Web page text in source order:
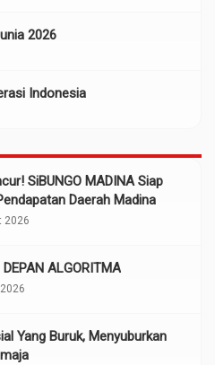
2026
Indonesia
SiBUNGO MADINA Siap
Daerah Madina
2026
DEPAN ALGORITMA
Yang Buruk, Menyuburkan